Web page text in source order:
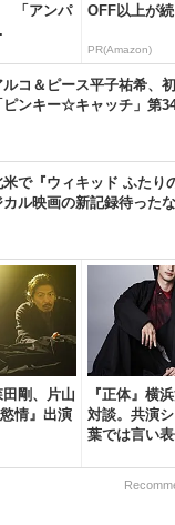
「アンパ
OFF以上が
PR(Amazon)
ルコ＆ピース平子祐希、
ピンキー☆キャッチ」第
米で『ウィキッド ふたり
カル映画の新記録待った
剛、片山
情』出演
『正体』横
対談。共演
葉では言い